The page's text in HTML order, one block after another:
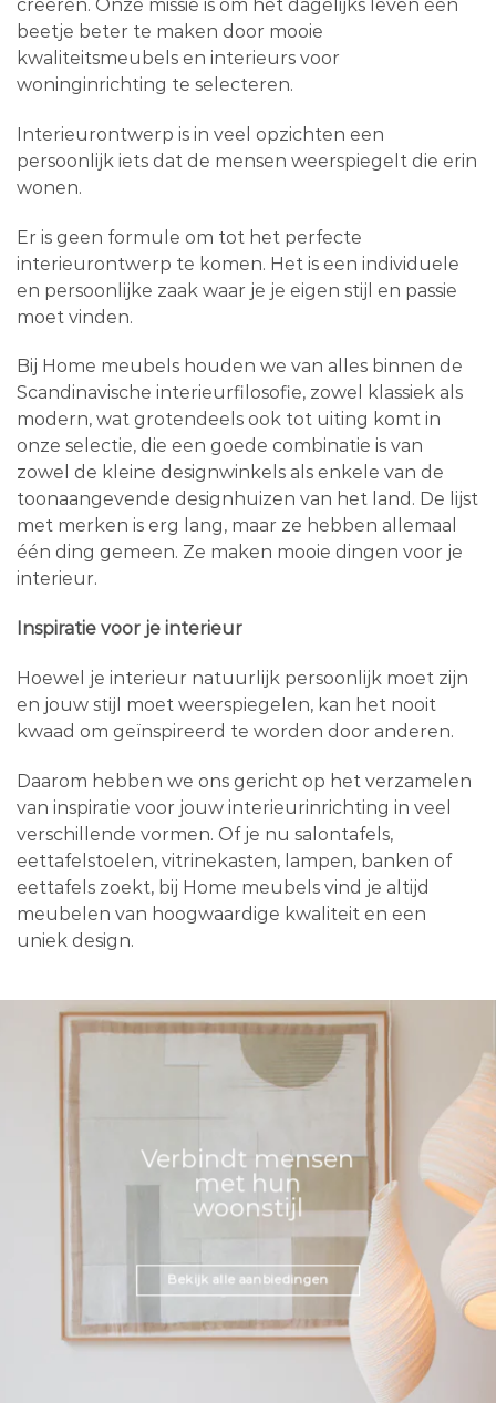
creëren. Onze missie is om het dagelijks leven een
beetje beter te maken door mooie
kwaliteitsmeubels en interieurs voor
woninginrichting te selecteren.
Interieurontwerp is in veel opzichten een
persoonlijk iets dat de mensen weerspiegelt die erin
wonen.
Er is geen formule om tot het perfecte
interieurontwerp te komen. Het is een individuele
en persoonlijke zaak waar je je eigen stijl en passie
moet vinden.
Bij Home meubels houden we van alles binnen de
Scandinavische interieurfilosofie, zowel klassiek als
modern, wat grotendeels ook tot uiting komt in
onze selectie, die een goede combinatie is van
zowel de kleine designwinkels als enkele van de
toonaangevende designhuizen van het land. De lijst
met merken is erg lang, maar ze hebben allemaal
één ding gemeen. Ze maken mooie dingen voor je
interieur.
Inspiratie voor je interieur
Hoewel je interieur natuurlijk persoonlijk moet zijn
en jouw stijl moet weerspiegelen, kan het nooit
kwaad om geïnspireerd te worden door anderen.
Daarom hebben we ons gericht op het verzamelen
van inspiratie voor jouw interieurinrichting in veel
verschillende vormen. Of je nu salontafels,
eettafelstoelen, vitrinekasten, lampen, banken of
eettafels zoekt, bij Home meubels vind je altijd
meubelen van hoogwaardige kwaliteit en een
uniek design.
Verbindt mensen
met hun
woonstijl
Bekijk alle aanbiedingen